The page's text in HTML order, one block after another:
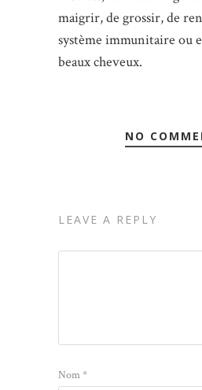
maigrir, de grossir, de
système immunitaire ou
beaux cheveux.
NO
LEAVE A REPLY
Nom*